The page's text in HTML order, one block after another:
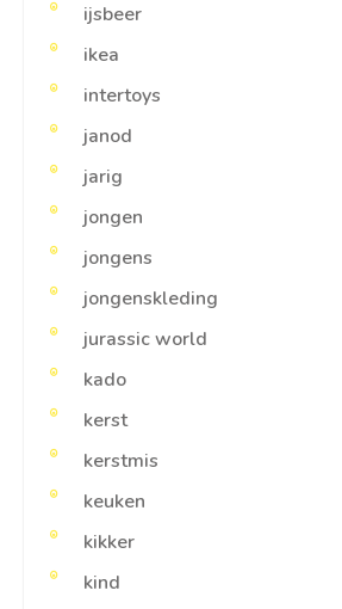
ijsbeer
ikea
intertoys
janod
jarig
jongen
jongens
jongenskleding
jurassic world
kado
kerst
kerstmis
keuken
kikker
kind